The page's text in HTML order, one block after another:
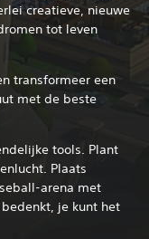
creatieve, nieuwe
tot leven
transformeer een
met de beste
tools. Plant
Plaats
arena met
je kunt het